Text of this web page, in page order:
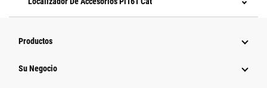
Productos
Su Negocio